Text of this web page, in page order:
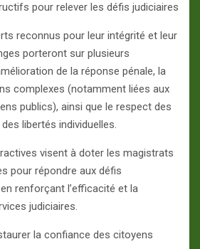
pour relever les défis judiciaires
reconnus pour leur intégrité et leur
porteront sur plusieurs
de la réponse pénale, la
complexes (notamment liées aux
publics), ainsi que le respect des
libertés individuelles.
visent à doter les magistrats
pour répondre aux défis
renforçant l’efficacité et la
judiciaires.
la confiance des citoyens